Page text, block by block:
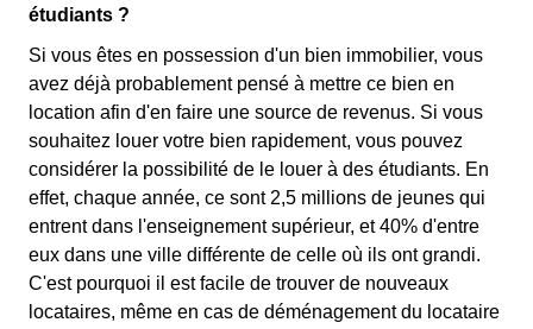
étudiants ?
Si vous êtes en possession d'un bien immobilier, vous
avez déjà probablement pensé à mettre ce bien en
location afin d'en faire une source de revenus. Si vous
souhaitez louer votre bien rapidement, vous pouvez
considérer la possibilité de le louer à des étudiants. En
effet, chaque année, ce sont 2,5 millions de jeunes qui
entrent dans l'enseignement supérieur, et 40% d'entre
eux dans une ville différente de celle où ils ont grandi.
C'est pourquoi il est facile de trouver de nouveaux
locataires, même en cas de déménagement du locataire